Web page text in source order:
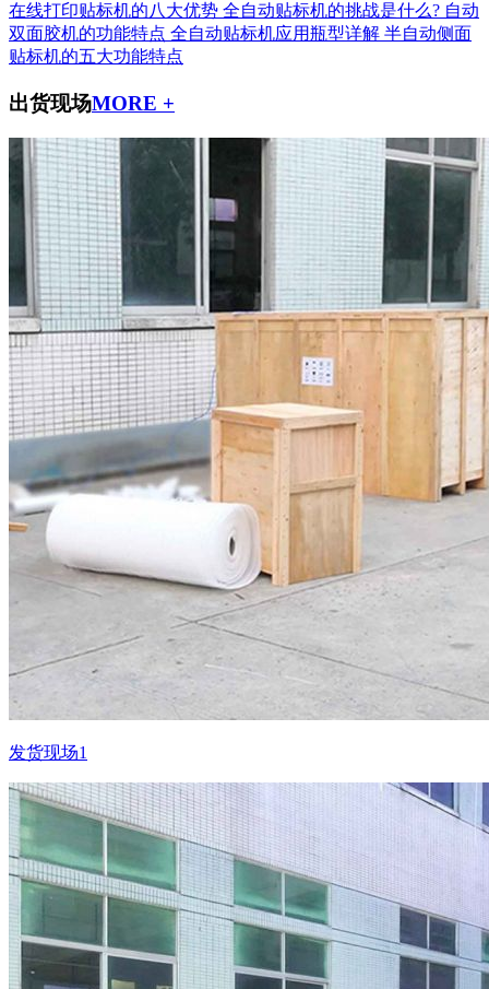
在线打印贴标机的八大优势 全自动贴标机的挑战是什么? 自动
双面胶机的功能特点 全自动贴标机应用瓶型详解 半自动侧面
贴标机的五大功能特点
出货现场MORE +
发货现场1